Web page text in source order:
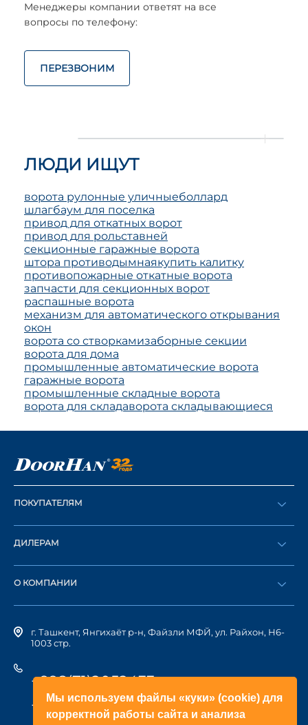
Мы используем файлы «куки» (cookie) для
корректной работы сайта и анализа
Менеджеры компании ответят на все
вопросы по телефону:
ПЕРЕЗВОНИМ
ЛЮДИ ИЩУТ
ворота рулонные уличныеболлард
шлагбаум для поселка
привод для откатных ворот
привод для рольставней
секционные гаражные ворота
штора противодымнаякупить калитку
противопожарные откатные ворота
запчасти для секционных ворот
распашные ворота
механизм для автоматического открывания
окон
ворота со створкамизаборные секции
ворота для дома
промышленные автоматические ворота
гаражные ворота
промышленные складные ворота
ворота для складаворота складывающиеся
ПОКУПАТЕЛЯМ
Оформить заказ
Каталог
ДИЛЕРАМ
Стать дилером
О КОМПАНИИ
История компании
г. Ташкент, Янгихаёт р-н, Файзли МФЙ, ул. Райхон, Н6-
1003 стр.
+998(71)2052433
+998(71)2052422